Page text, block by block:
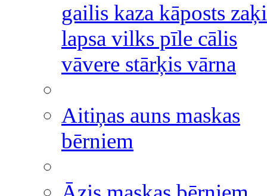
gailis kaza kāposts
lapsa vilks pīle cālis
vāvere stārķis vārna
Aitiņas auns maskas
bērniem